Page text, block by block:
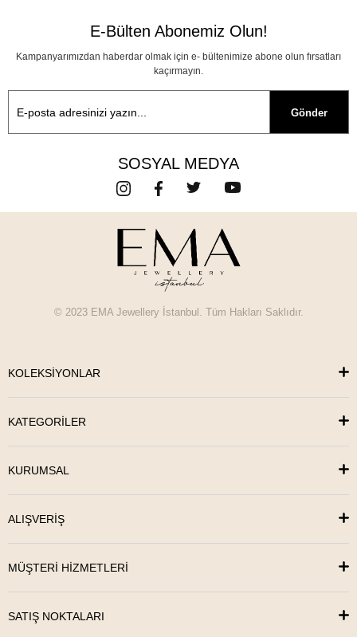
E-Bülten Abonemiz Olun!
Kampanyarımızdan haberdar olmak için e- bültenimize abone olun fırsatları
kaçırmayın.
Gönder
SOSYAL MEDYA
© 2023 EMA Jewellery İstanbul. Tüm Hakları Saklıdır.
KOLEKSİYONLAR
KATEGORİLER
KURUMSAL
ALIŞVERİŞ
MÜŞTERİ HİZMETLERİ
SATIŞ NOKTALARI